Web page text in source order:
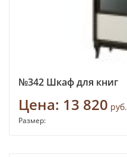
№342 Шкаф для книг
Цена: 13 820 руб.
Размер: